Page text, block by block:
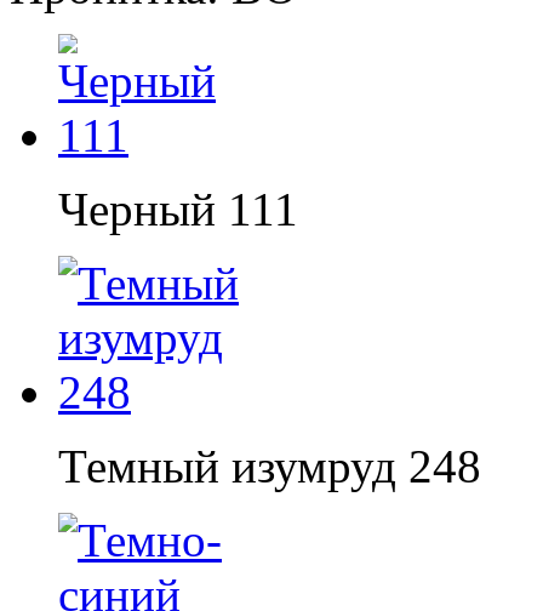
Черный 111
Темный изумруд 248